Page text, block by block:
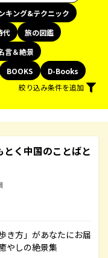
キング&テクニック
代
旅の図鑑
言＆絶景
BOOKS
D-Books
絞り込み条件を追加
く中国のことばと
き方」があなたにお届
やしの絶景集